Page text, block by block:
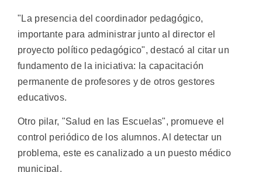
"La presencia del coordinador pedagógico,
importante para administrar junto al director el
proyecto político pedagógico", destacó al citar un
fundamento de la iniciativa: la capacitación
permanente de profesores y de otros gestores
educativos.
Otro pilar, "Salud en las Escuelas", promueve el
control periódico de los alumnos. Al detectar un
problema, este es canalizado a un puesto médico
municipal.